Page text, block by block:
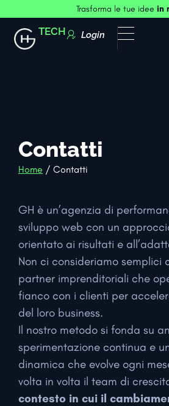
Trasforma le tue idee in
TECH Login
Contatti
Home / Contatti
GH è un’agenzia di
sviluppo web con un
orientato ai risultati e
Non ci consideriamo semplici
partner imprenditoriali che
fianco con i clienti per
del loro business.
Il nostro metodo si fonda su
sperimentazione continua e
dinamica che evolve ogni
volta in volta il team di
contesto in cui il